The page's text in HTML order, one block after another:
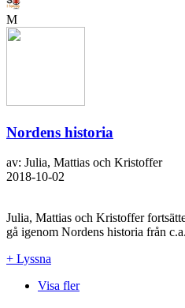
M
Nordens historia
av: Julia, Mattias och Kristoffer
2018-10-02
Julia, Mattias och Kristoffer
gå igenom Nordens historia från
+ Lyssna
Visa fler